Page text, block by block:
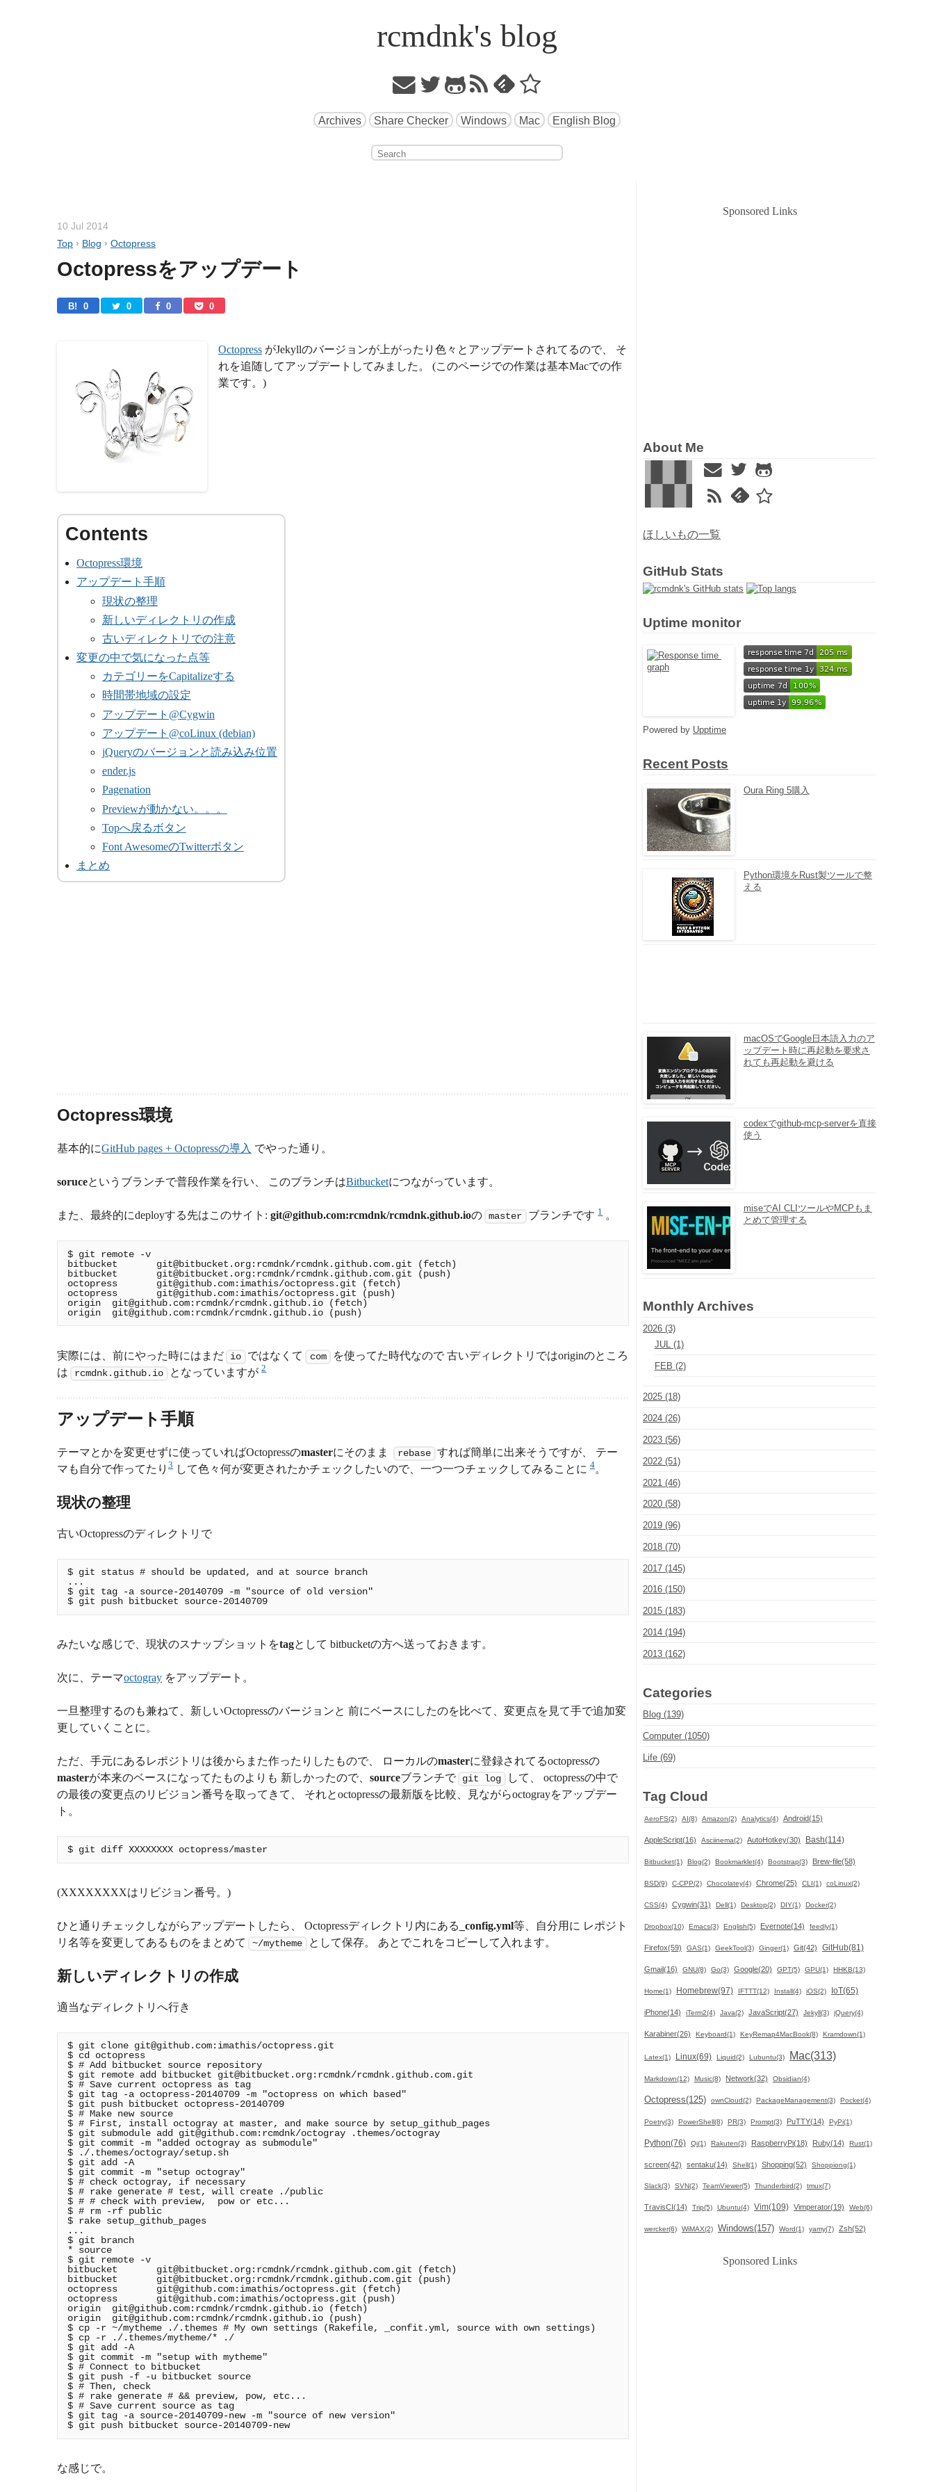
rcmdnk's blog
Archives Share Checker Windows Mac English Blog
10 Jul 2014
Top › Blog › Octopress
Octopressをアップデート
B! 0 0 0 0
Octopress がJekyllのバージョンが上がったり色々とアップデートされてるので、 そ
れを追随してアップデートしてみました。 (このページでの作業は基本Macでの作
業です。)
Octopress環境
アップデート手順
現状の整理
新しいディレクトリの作成
古いディレクトリでの注意
変更の中で気になった点等
カテゴリーをCapitalizeする
時間帯地域の設定
アップデート@Cygwin
アップデート@coLinux (debian)
jQueryのバージョンと読み込み位置
ender.js
Pagenation
Previewが動かない。。。
Topへ戻るボタン
Font AwesomeのTwitterボタン
まとめ
Octopress環境
基本的にGitHub pages + Octopressの導入 でやった通り。
soruceというブランチで普段作業を行い、 このブランチはBitbucketにつながっています。
また、最終的にdeployする先はこのサイト: git@github.com:rcmdnk/rcmdnk.github.ioの master ブランチです1。
$ git remote -v
bitbucket git@bitbucket.org:rcmdnk/rcmdnk.github.com.git (fetch)
bitbucket git@bitbucket.org:rcmdnk/rcmdnk.github.com.git (push)
octopress git@github.com:imathis/octopress.git (fetch)
octopress git@github.com:imathis/octopress.git (push)
origin git@github.com:rcmdnk/rcmdnk.github.io (fetch)
origin git@github.com
実際には、前にやった時にはまだ io ではなくて com
を使ってた時代なので 古いディレクトリではoriginのところ
は
rcmdnk.github.io となっていますが2
アップデート手順
テーマとかを変更せずに使っていればOctopressのmasterにそのまま rebase すれば簡単に出来そうですが、 テー
マも自分で作ってたり 3 して色々何が変更されたかチェックしたいので、一つ一つチェックしてみることに 4。
現状の整理
古いOctopressのディレクトリで
$ git status # should be updated, and at source branch
...
$ git tag -a source-20140709 -m "source of old version"
みたいな感じで、現状のスナップショットをtagとして bitbucketの方へ送っておきます。
次に、テーマoctogray をアップデート。
一旦整理するのも兼ねて、新しいOctopressのバージョンと 前にベースにしたのを比べて、変更点を見て手で追加変
更していくことに。
ただ、手元にあるレポジトリは後からまた作ったりしたもので、 ローカルのmasterに登録されてるoctopressの
masterが本来のベースになってたものよりも 新しかったので、 sourceブランチで git log
して、 octopressの中で
の最後の変更点のリビジョン番号を取ってきて、 それとoctopressの最新版を比較、見ながらoctograyをアップデー
ト。
(XXXXXXXXはリビジョン番号。)
ひと通りチェックしながらアップデートしたら、 Octopressディレクトリ内にある _config.yml等、自分用に レポジト
リ名等を変更してあるものをまとめて
~/mytheme として保存。 あとでこれをコピーして入れます。
新しいディレクトリの作成
適当なディレクトリへ行き
$ git clone git@github.com:imathis/octopress.git
$ cd octopress
$ # Add bitbucket source repository
$ git remote add bitbucket git@bitbucket.org:rcmdnk/rcmdnk.github.com.git
$ # Save current octopress as tag
$ git tag -a octopress-20140709 -m "octopress on which based"
$ git push bitbucket octopress-20140709
$ # Make new source
$ # First, install octogray at master, and make source by setup_github_pages
$ git submodule add git@github.com:rcmdnk/octogray .themes/octogray
$ git commit -m "added octogray as submodule"
$ ./.themes/octogray/setup.sh
$ git add -A
$ git commit -m "setup octogray"
$ # check octogray, if necessary
$ # rake generate # test, will create ./public
$ # # check with preview,  pow or etc...
$ # rm -rf public
$ rake setup_github_pages
...
$ git branch
* source
$ git remote -v
bitbucket git@bitbucket.org:rcmdnk/rcmdnk.github.com.git (fetch)
bitbucket git@bitbucket.org:rcmdnk/rcmdnk.github.com.git (push)
octopress git@github.com:imathis/octopress.git (fetch)
octopress git@github.com:imathis/octopress.git (push)
origin git@github.com:rcmdnk/rcmdnk.github.io (fetch)
origin git@github.com:rcmdnk/rcmdnk.github.io (push)
$ cp -r ~/mytheme ./.themes # My own settings (Rakefile, _confit.yml, source with own settings)
$ cp -r ./.themes/mytheme/* ./
$ git add -A
$ git commit -m "setup with mytheme"
$ # Connect to bitbucket
$ git push -f -u bitbucket source
$ # Then, check
$ # rake generate # && preview, pow, etc...
$ # Save current source as tag
$ git tag -a source-20140709-new -m "source of new version"
$ git push bitbucket source-20140709-new
な感じで。
Sponsored Links
About Me
ほしいもの一覧
GitHub Stats
Uptime monitor
Powered by Upptime
Recent Posts
Oura Ring 5購入
Python環境をRust製ツールで整
える
macOSでGoogle日本語入力のア
ップデート時に再起動を要求さ
れても再起動を避ける
codexでgithub-mcp-serverを直接
使う
miseでAI CLIツールやMCPもま
とめて管理する
Monthly Archives
2026 (3)
JUL (1)
FEB (2)
2025 (18)
2024 (26)
2023 (56)
2022 (51)
2021 (46)
2020 (58)
2019 (96)
2018 (70)
2017 (145)
2016 (150)
2015 (183)
2014 (194)
2013 (162)
Categories
Blog (139)
Computer (1050)
Life (69)
Tag Cloud
AeroFS(2) AI(8) Amazon(2) Analytics(4) Android(15)
AppleScript(16) Asciinema(2) AutoHotkey(30) Bash(114)
Bitbucket(1) Blog(2) Bookmarklet(4) Bootstrap(3) Brew-file(58)
BSD(9) C-CPP(2) Chocolatey(4) Chrome(25) CLI(1) coLinux(2)
CSS(4) Cygwin(31) Dell(1) Desktop(2) DIY(1) Docker(2)
Dropbox(10) Emacs(3) English(5) Evernote(14) feedly(1)
Firefox(59) GAS(1) GeekTool(3) Ginger(1) Git(42) GitHub(81)
Gmail(16) GNU(8) Go(3) Google(20) GPT(5) GPU(1) HHKB(13)
Home(1) Homebrew(97) IFTTT(12) Install(4) iOS(2) IoT(65)
iPhone(14) iTerm2(4) Java(2) JavaScript(27) Jekyll(3) jQuery(4)
Karabiner(26) Keyboard(1) KeyRemap4MacBook(8) Kramdown(1)
Latex(1) Linux(69) Liquid(2) Lubuntu(3) Mac(313)
Markdown(12) Music(8) Network(32) Obsidian(4)
Octopress(125) ownCloud(2) PackageManagement(3) Pocket(4)
Poetry(3) PowerShell(8) PR(3) Prompt(3) PuTTY(14) PyPi(1)
Python(76) Qi(1) Rakuten(3) RaspberryPi(18) Ruby(14) Rust(1)
screen(42) sentaku(14) Shell(1) Shopping(52) Shoppiong(1)
Slack(3) SVN(2) TeamViewer(5) Thunderbird(2) tmux(7)
TravisCI(14) Trip(5) Ubuntu(4) Vim(109) Vimperator(19) Web(6)
wercker(6) WiMAX(2) Windows(157) Word(1) yamy(7) Zsh(52)
Sponsored Links